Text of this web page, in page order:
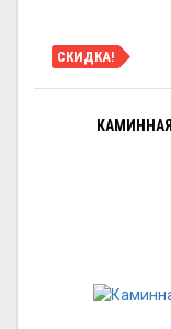
СКИДКА!
КАМИННАЯ